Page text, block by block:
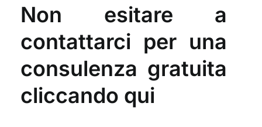
Non esitare a
contattarci per una
consulenza gratuita
cliccando qui